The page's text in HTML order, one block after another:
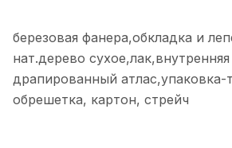
березовая фанера,обкладка и
нат.дерево
драпированный атлас,упаковка-
обрешетка, картон, стрейч